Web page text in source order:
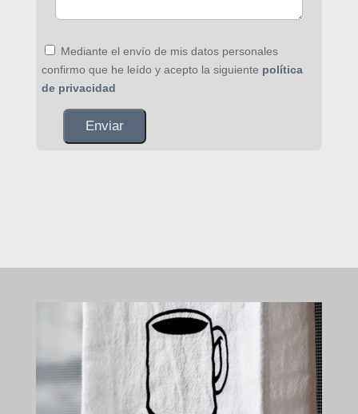
Mediante el envío de mis datos personales
confirmo que he leído y acepto la siguiente política
de privacidad